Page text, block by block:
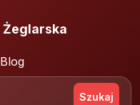
Żeglarska
Blog
Szukaj